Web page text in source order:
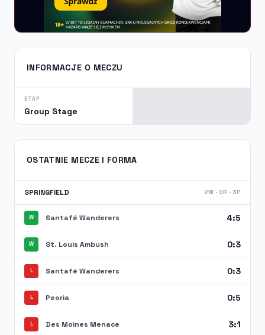
INFORMACJE O MECZU
ETAP
Group Stage
OSTATNIE MECZE I FORMA
SPRINGFIELD 2W · 0R · 3P
W Santafé Wanderers 4:5
W St. Louis Ambush 0:3
L Santafé Wanderers 0:3
L Peoria 0:5
L Des Moines Menace 3:1